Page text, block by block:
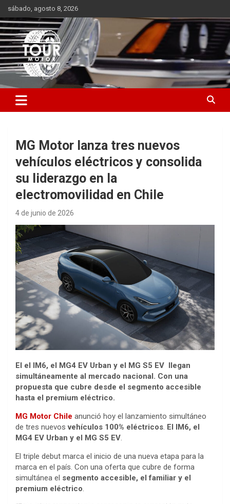
Saltar
al
contenido
sábado, agosto 8, 2026
Tour Motor
Plataforma de contenido audiovisual para el sector automotriz
MG Motor lanza tres nuevos
vehículos eléctricos y consolida
su liderazgo en la
electromovilidad en Chile
4 de junio de 2026
El el IM6, el MG4 EV Urban y el MG S5 EV llegan
simultáneamente al mercado nacional. Con una
propuesta que cubre desde el segmento accesible
hasta el premium eléctrico.
MG Motor Chile anunció hoy el lanzamiento simultáneo
de tres nuevosvehículos 100% eléctricos. El IM6, el
MG4 EV Urban y el MG S5 EV.
El triple debut marca el inicio de una nueva etapa para la
marca en el país. Con una oferta que cubre de forma
simultánea el segmento accesible, el familiar y el
premium eléctrico.